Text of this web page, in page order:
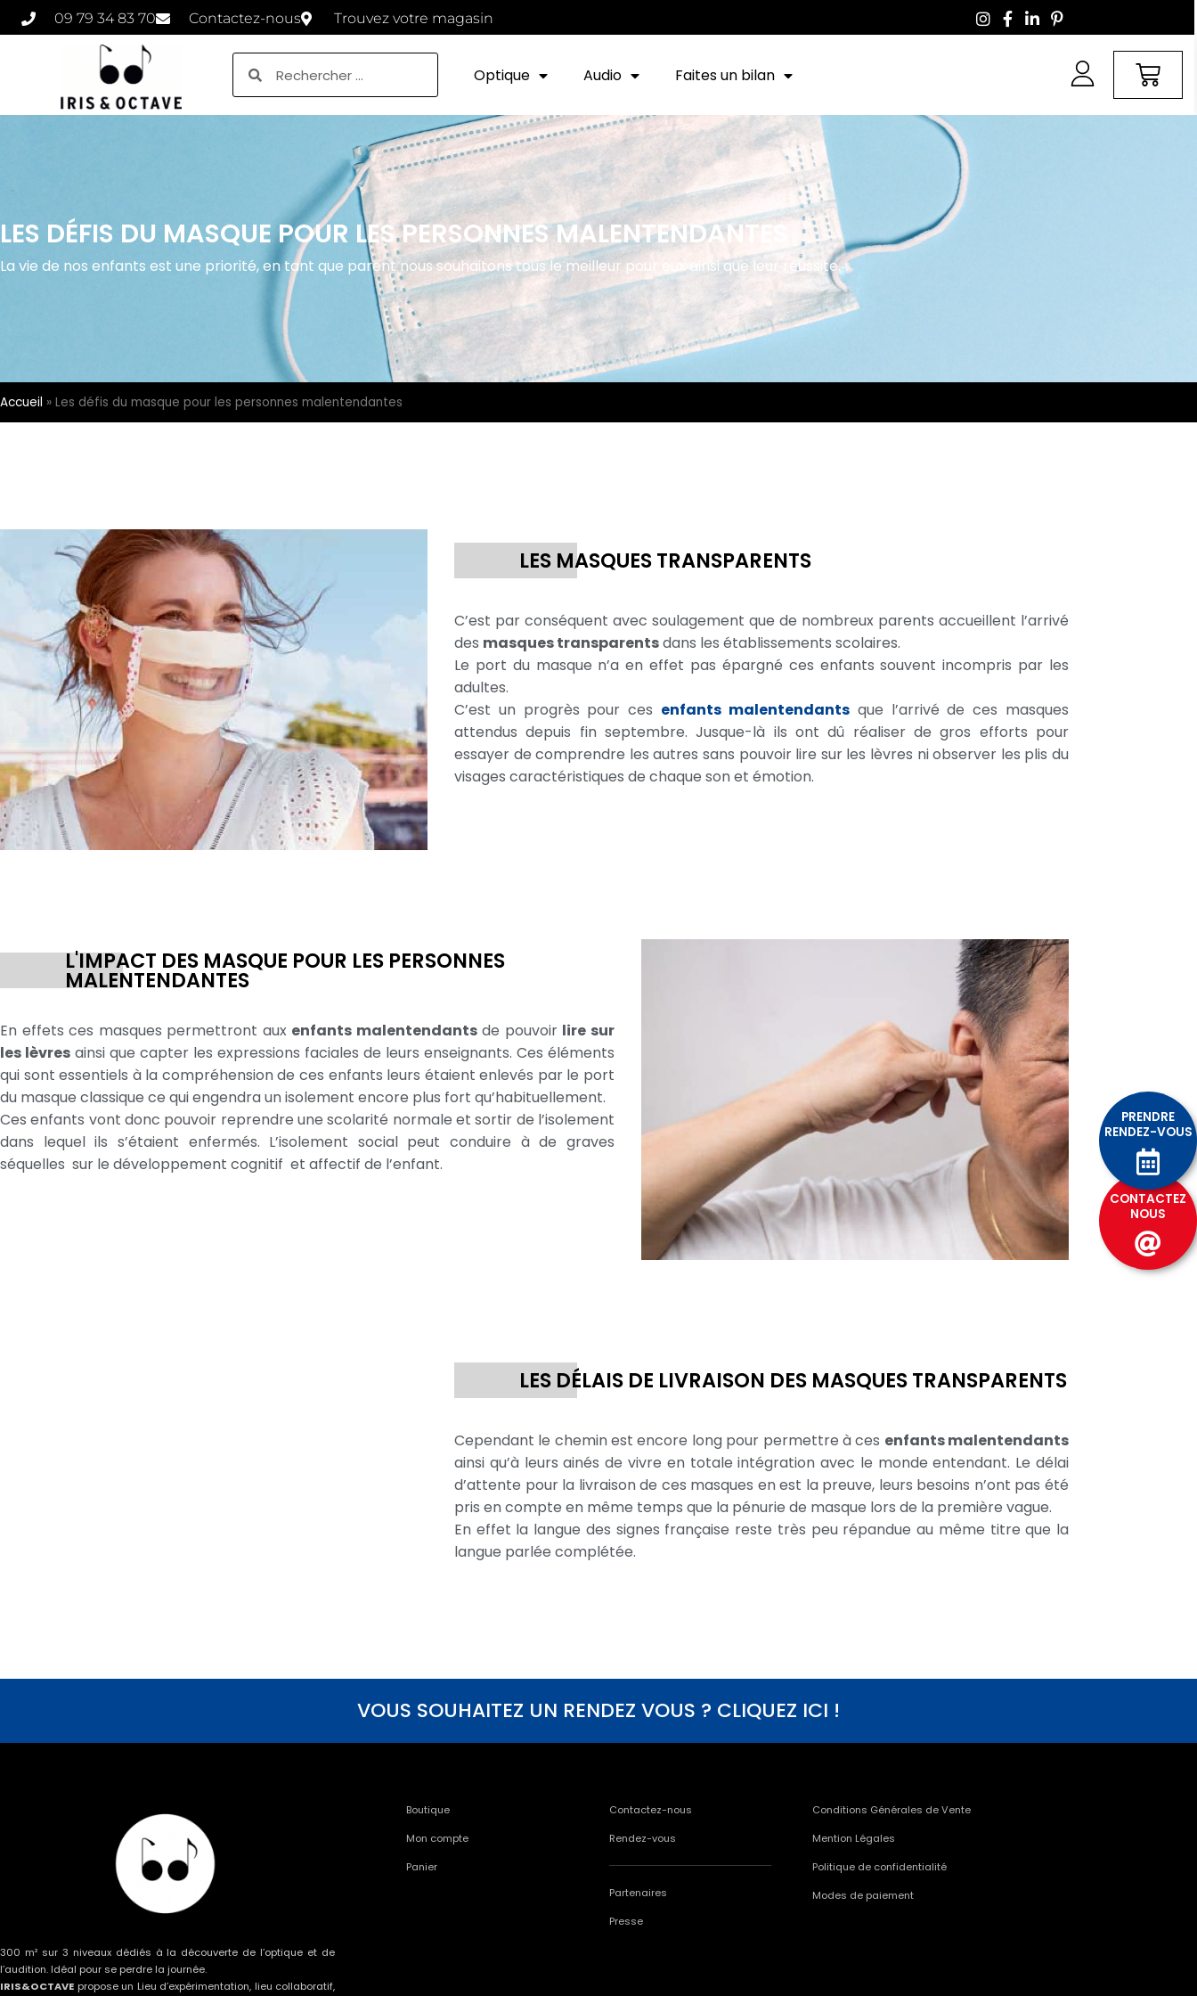
09 79 34 83 70 Contactez-nous Trouvez votre magasin
Optique Audio Faites un bilan
LES DÉFIS DU MASQUE POUR LES PERSONNES MALENTENDANTES
La vie de nos enfants est une priorité, en tant que parent nous souhaitons tous le meilleur pour eux ainsi que leur réussite.
Accueil » Les défis du masque pour les personnes malentendantes
LES MASQUES TRANSPARENTS
C’est par conséquent avec soulagement que de nombreux parents accueillent l’arrivé
des masques transparentsdans les établissements scolaires.
Le port du masque n’a en effet pas épargné ces enfants souvent incompris par les
adultes.
C’est un progrès pour ces enfants malentendantsque l’arrivé de ces masques
attendus depuis fin septembre. Jusque-là ils ont dû réaliser de gros efforts pour
essayer de comprendre les autres sans pouvoir lire sur les lèvres ni observer les plis du
visages caractéristiques de chaque son et émotion.
L'IMPACT DES MASQUE POUR LES PERSONNES
MALENTENDANTES
En effets ces masques permettront aux enfants malentendantsde pouvoir lire sur
les lèvres ainsi que capter les expressions faciales de leurs enseignants. Ces éléments
qui sont essentiels à la compréhension de ces enfants leurs étaient enlevés par le port
du masque classique ce qui engendra un isolement encore plus fort qu’habituellement.
Ces enfants vont donc pouvoir reprendre une scolarité normale et sortir de l’isolement
dans lequel ils s’étaient enfermés. L’isolement social peut conduire à de graves
séquelles sur le développement cognitif et affectif de l’enfant.
LES DÉLAIS DE LIVRAISON DES MASQUES TRANSPARENTS
Cependant le chemin est encore long pour permettre à ces enfants malentendants
ainsi qu’à leurs ainés de vivre en totale intégration avec le monde entendant. Le délai
d’attente pour la livraison de ces masques en est la preuve, leurs besoins n’ont pas été
pris en compte en même temps que la pénurie de masque lors de la première vague.
En effet la langue des signes française reste très peu répandue au même titre que la
langue parlée complétée.
VOUS SOUHAITEZ UN RENDEZ VOUS ? CLIQUEZ ICI !
300 m² sur 3 niveaux dédiés à la découverte de l’optique et de
l’audition. Idéal pour se perdre la journée.
IRIS&OCTAVE propose un Lieu d’expérimentation, lieu collaboratif,
Boutique
Mon compte
Panier
Contactez-nous
Rendez-vous
Partenaires
Presse
Conditions Générales de Vente
Mention Légales
Politique de confidentialité
Modes de paiement
PRENDRE
RENDEZ-VOUS
CONTACTEZ
NOUS